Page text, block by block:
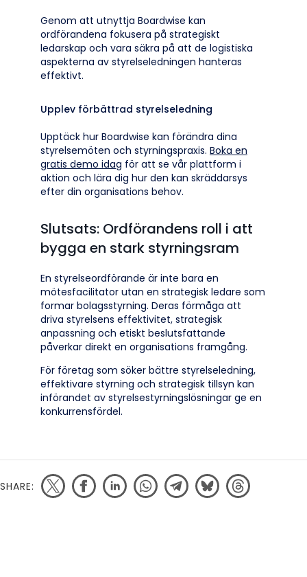
Genom att utnyttja Boardwise kan
ordförandena fokusera på strategiskt
ledarskap och vara säkra på att de logistiska
aspekterna av styrelseledningen hanteras
effektivt.
Upplev förbättrad styrelseledning
Upptäck hur Boardwise kan förändra dina
styrelsemöten och styrningspraxis. Boka en
gratis demo idag för att se vår plattform i
aktion och lära dig hur den kan skräddarsys
efter din organisations behov.
Slutsats: Ordförandens roll i att
bygga en stark styrningsram
En styrelseordförande är inte bara en
mötesfacilitator utan en strategisk ledare som
formar bolagsstyrning. Deras förmåga att
driva styrelsens effektivitet, strategisk
anpassning och etiskt beslutsfattande
påverkar direkt en organisations framgång.
För företag som söker bättre styrelseledning,
effektivare styrning och strategisk tillsyn kan
införandet av styrelsestyrningslösningar ge en
konkurrensfördel.
SHARE: